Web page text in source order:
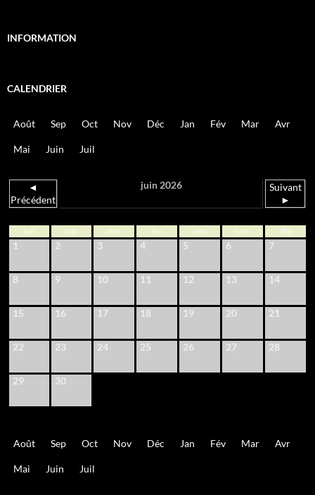
INFORMATION
CALENDRIER
Août Sep Oct Nov Déc Jan Fév Mar Avr
Mai Juin Juil
◄
Précédent
juin 2026
Suivant
►
lun mar mer jeu ven sam dim
1 2 3 4 5 6 7
8 9 10 11 12 13 14
15 16 17 18 19 20 21
22 23 24 25 26 27 28
29 30
Août Sep Oct Nov Déc Jan Fév Mar Avr
Mai Juin Juil